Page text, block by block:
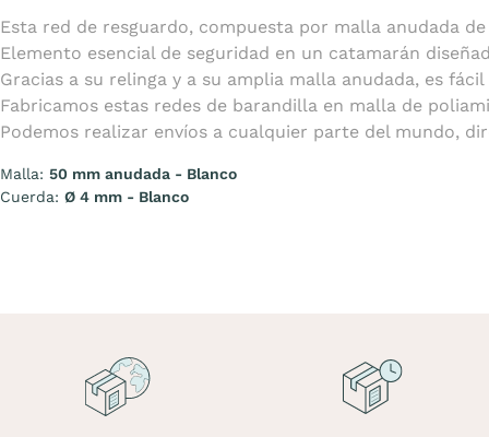
Esta red de resguardo, compuesta por malla anudada
Elemento esencial de seguridad en un catamarán
Gracias a su relinga y a su amplia malla anudada, es
Fabricamos estas redes de barandilla en malla de
Podemos realizar envíos a cualquier parte del mundo,
Malla: 50 mm anudada - Blanco
Cuerda: Ø 4 mm - Blanco